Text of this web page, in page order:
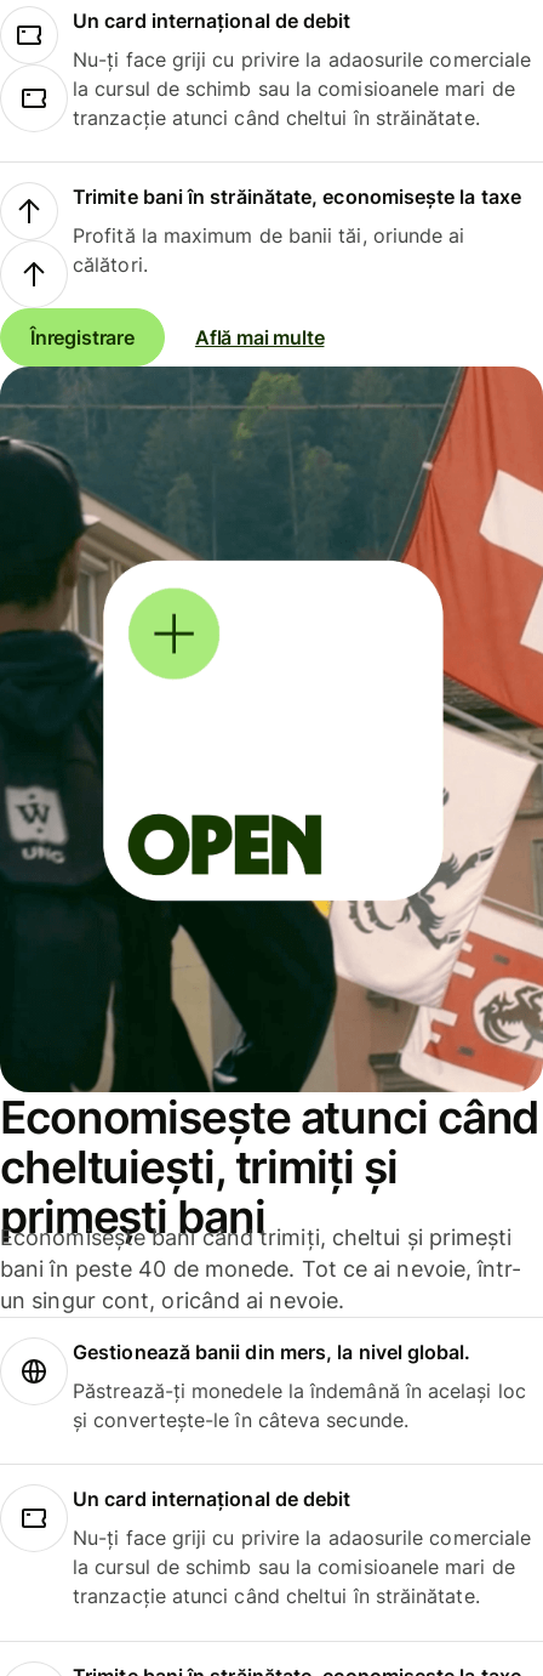
Un card internațional de debit
Nu-ți face griji cu privire la adaosurile comerciale
la cursul de schimb sau la comisioanele mari de
tranzacție atunci când cheltui în străinătate.
Trimite bani în străinătate, economisește la taxe
Profită la maximum de banii tăi, oriunde ai
călători.
Înregistrare Află mai multe
Economisește atunci când
cheltuiești, trimiți și
primești bani
Economisește bani când trimiți, cheltui și primești
bani în peste 40 de monede. Tot ce ai nevoie, într-
un singur cont, oricând ai nevoie.
Gestionează banii din mers, la nivel global.
Păstrează-ți monedele la îndemână în același loc
și convertește-le în câteva secunde.
Un card internațional de debit
Nu-ți face griji cu privire la adaosurile comerciale
la cursul de schimb sau la comisioanele mari de
tranzacție atunci când cheltui în străinătate.